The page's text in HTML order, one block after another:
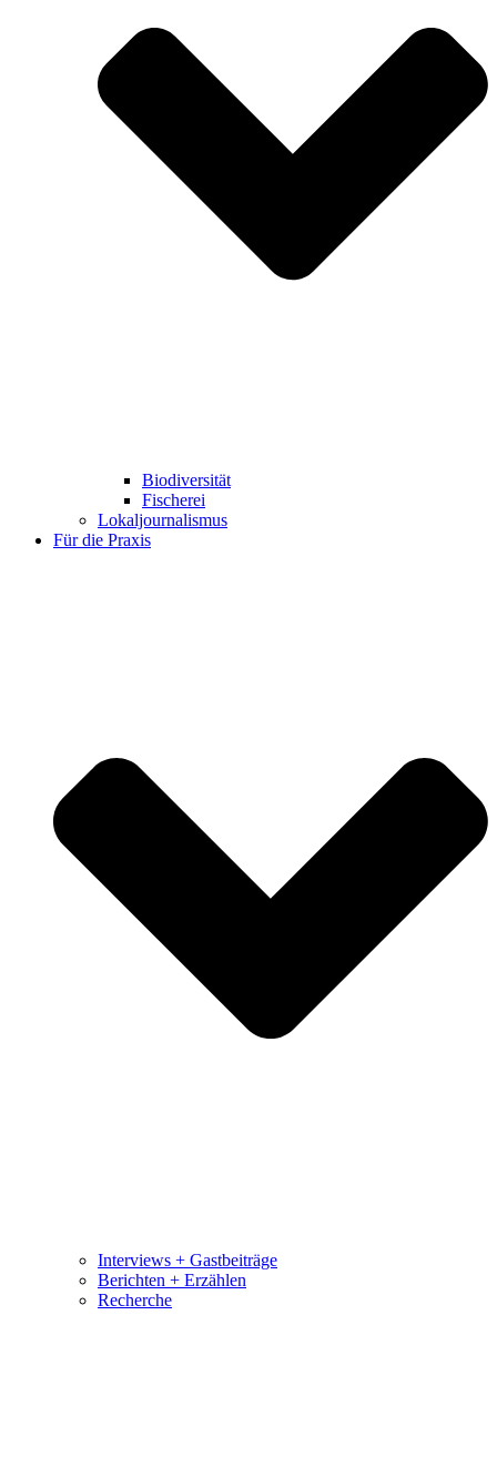
Biodiversität
Fischerei
Lokaljournalismus
Für die Praxis
Interviews + Gastbeiträge
Berichten + Erzählen
Recherche